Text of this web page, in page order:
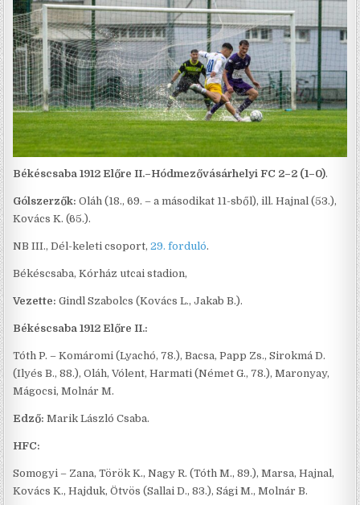
Békéscsaba 1912 Előre II.–Hódmezővásárhelyi FC 2–2 (1–0).
Gólszerzők:Oláh (18., 69. – a másodikat 11-sből), ill. Hajnal (53.),
Kovács K. (65.).
NB III., Dél-keleti csoport,29. forduló.
Békéscsaba, Kórház utcai stadion,
Vezette:Gindl Szabolcs (Kovács L., Jakab B.).
Békéscsaba 1912 Előre II.:
Tóth P. – Komáromi (Lyachó, 78.), Bacsa, Papp Zs., Sirokmá D.
(Ilyés B., 88.), Oláh, Vólent, Harmati (Német G., 78.), Maronyay,
Mágocsi, Molnár M.
Edző:Marik László Csaba.
HFC:
Somogyi – Zana, Török K., Nagy R. (Tóth M., 89.), Marsa, Hajnal,
Kovács K., Hajduk, Ötvös (Sallai D., 83.), Sági M., Molnár B.